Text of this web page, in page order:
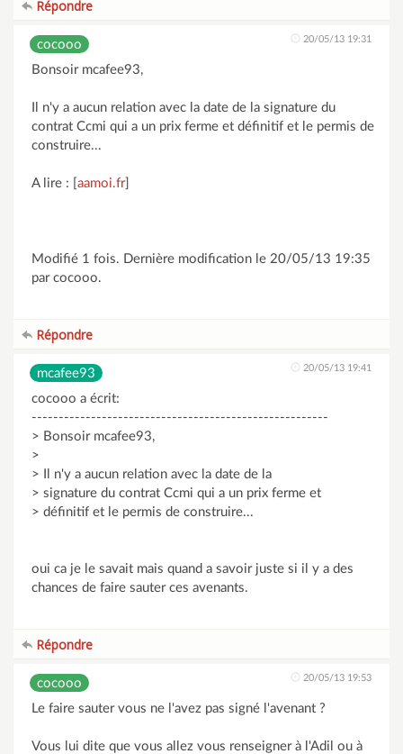
Répondre
cocooo 20/05/13 19:31
Bonsoir mcafee93,
Il n'y a aucun relation avec la date de la signature du
contrat Ccmi qui a un prix ferme et définitif et le permis de
construire...
A lire : [ aamoi.fr]
Modifié 1 fois. Dernière modification le 20/05/13 19:35
par cocooo.
Répondre
mcafee93 20/05/13 19:41
cocooo a écrit:
-------------------------------------------------------
> Bonsoir mcafee93,
>
> Il n'y a aucun relation avec la date de la
> signature du contrat Ccmi qui a un prix ferme et
> définitif et le permis de construire...
oui ca je le savait mais quand a savoir juste si il y a des
chances de faire sauter ces avenants.
Répondre
cocooo 20/05/13 19:53
Le faire sauter vous ne l'avez pas signé l'avenant ?
Vous lui dite que vous allez vous renseigner à l'Adil ou à